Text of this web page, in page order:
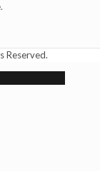
Reserved.